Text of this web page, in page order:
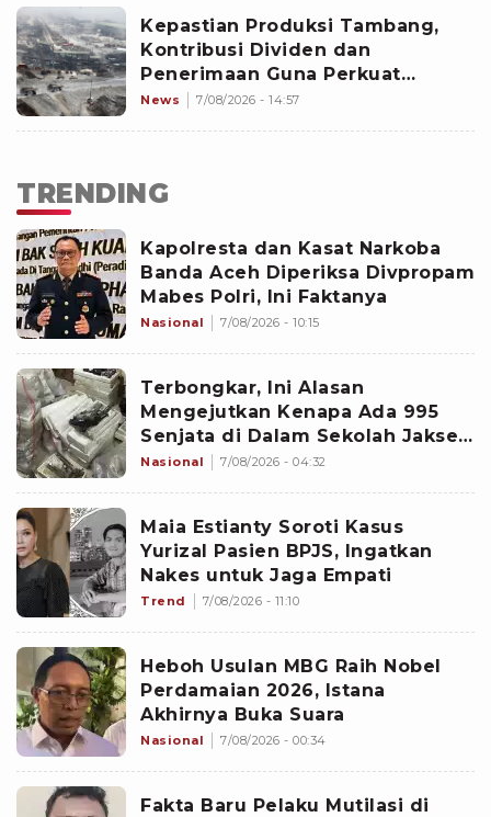
Kepastian Produksi Tambang,
Kontribusi Dividen dan
Penerimaan Guna Perkuat
Kedaulatan
News 7/08/2026 - 14:57
TRENDING
Kapolresta dan Kasat Narkoba
Banda Aceh Diperiksa Divpropam
Mabes Polri, Ini Faktanya
Nasional 7/08/2026 - 10:15
Terbongkar, Ini Alasan
Mengejutkan Kenapa Ada 995
Senjata di Dalam Sekolah Jaksel
Sejak 2020
Nasional 7/08/2026 - 04:32
Maia Estianty Soroti Kasus
Yurizal Pasien BPJS, Ingatkan
Nakes untuk Jaga Empati
Trend 7/08/2026 - 11:10
Heboh Usulan MBG Raih Nobel
Perdamaian 2026, Istana
Akhirnya Buka Suara
Nasional 7/08/2026 - 00:34
Fakta Baru Pelaku Mutilasi di